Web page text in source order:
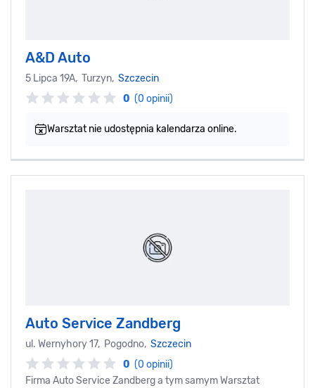
A&D Auto
5 Lipca 19A, Turzyn, Szczecin
0 (0 opinii)
Warsztat nie udostępnia kalendarza online.
Auto Service Zandberg
ul. Wernyhory 17, Pogodno, Szczecin
0 (0 opinii)
Firma Auto Service Zandberg a tym samym Warsztat